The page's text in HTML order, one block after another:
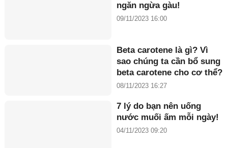
ngăn ngừa gàu!
09/11/2023 16:00
Beta carotene là gì? Vì
sao chúng ta cần bổ sung
beta carotene cho cơ thể?
08/11/2023 16:27
7 lý do bạn nên uống
nước muối ấm mỗi ngày!
04/11/2023 09:20